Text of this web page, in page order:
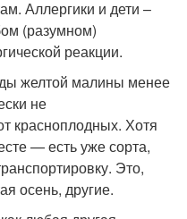
Аллергики и дети –
(разумном)
реакции.
желтой малины менее
не
красноплодных. Хотя
— есть уже сорта,
Это,
осень, другие.